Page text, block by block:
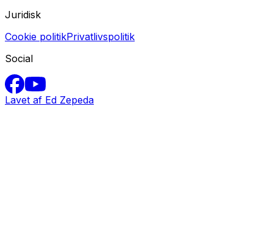
Juridisk
Cookie politikPrivatlivspolitik
Social
Lavet af Ed Zepeda